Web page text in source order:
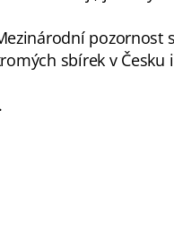
pozornost
sbírek v Česku
.